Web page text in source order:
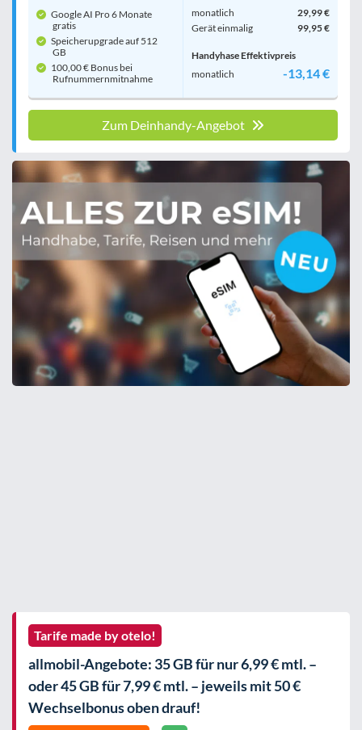
Google AI Pro 6 Monate
gratis
Speicherupgrade auf 512
GB
100,00 € Bonus bei
Rufnummern­mitnahme
monatlich
29,99 €
Gerät einmalig
99,95 €
Handyhase Effektivpreis
monatlich
-13,14 €
Zum Deinhandy-Angebot
Tarife made by otelo!
allmobil-Angebote: 35 GB für nur 6,99 € mtl. –
oder 45 GB für 7,99 € mtl. – jeweils mit 50 €
Wechselbonus oben drauf!